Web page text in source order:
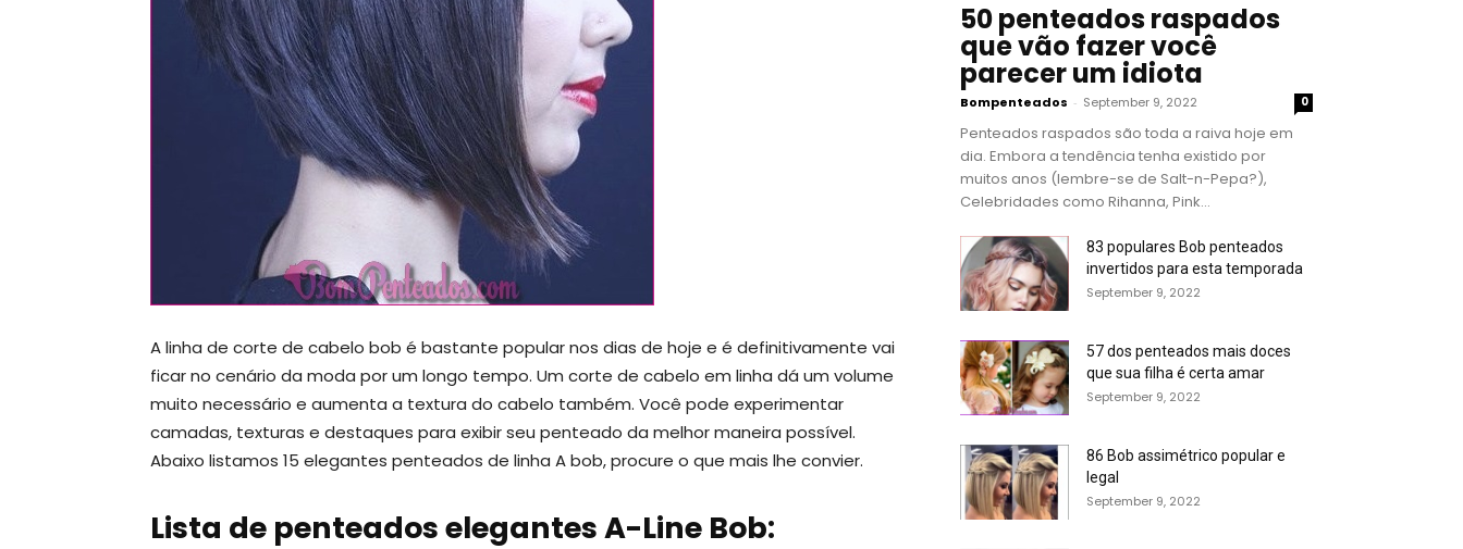
A linha de corte de cabelo bob é bastante popular nos dias de hoje e é definitivamente vai
ficar no cenário da moda por um longo tempo. Um corte de cabelo em linha dá um volume
muito necessário e aumenta a textura do cabelo também. Você pode experimentar
camadas, texturas e destaques para exibir seu penteado da melhor maneira possível.
Abaixo listamos 15 elegantes penteados de linha A bob, procure o que mais lhe convier.
Lista de penteados elegantes A-Line Bob:
50 penteados raspados
que vão fazer você
parecer um idiota
Bompenteados - September 9, 2022 0
Penteados raspados são toda a raiva hoje em
dia. Embora a tendência tenha existido por
muitos anos (lembre-se de Salt-n-Pepa?),
Celebridades como Rihanna, Pink...
83 populares Bob penteados
invertidos para esta temporada
September 9, 2022
57 dos penteados mais doces
que sua filha é certa amar
September 9, 2022
86 Bob assimétrico popular e
legal
September 9, 2022